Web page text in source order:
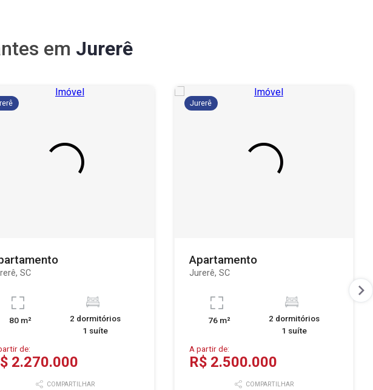
em Jurerê
SC
80 m²
2 dormitórios
1 suíte
de:
2.270.000
COMPARTILHAR
Jurerê
Apartamento
Jurerê, SC
76 m²
2 dormitórios
1 suíte
A partir de:
R$ 2.500.000
COMPARTILHAR